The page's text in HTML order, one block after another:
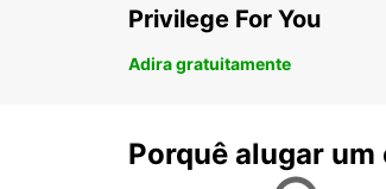
Privilege For You
Adira gratuitamente
Porquê alugar